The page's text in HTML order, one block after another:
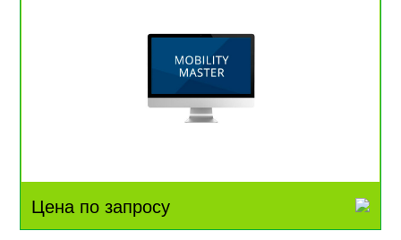
Цена по запросу